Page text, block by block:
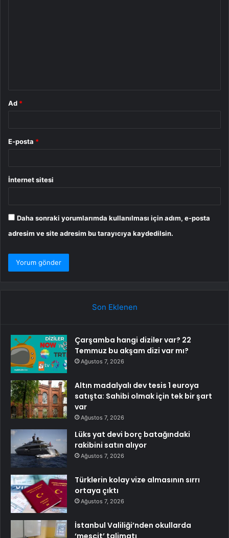
Ad *
E-posta *
İnternet sitesi
Daha sonraki yorumlarımda kullanılması için adım, e-posta
adresim ve site adresim bu tarayıcıya kaydedilsin.
Son Eklenen
Çarşamba hangi diziler var? 22
Temmuz bu akşam dizi var mı?
Ağustos 7, 2026
Altın madalyalı dev tesis 1 euroya
satışta: Sahibi olmak için tek bir şart
var
Ağustos 7, 2026
Lüks yat devi borç batağındaki
rakibini satın alıyor
Ağustos 7, 2026
Türklerin kolay vize almasının sırrı
ortaya çıktı
Ağustos 7, 2026
İstanbul Valiliği’nden okullarda